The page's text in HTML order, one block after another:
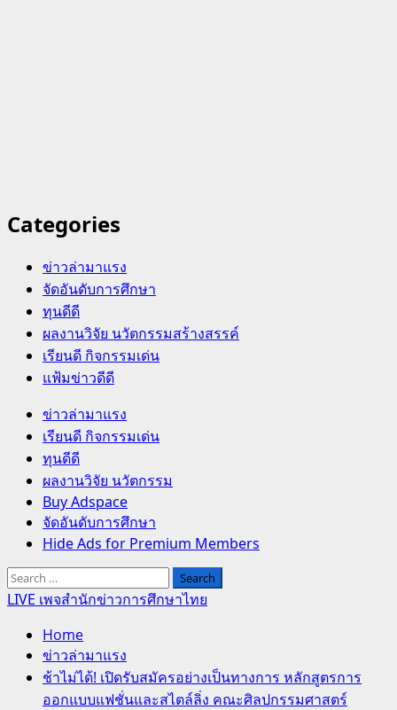
Categories
ข่าวล่ามาแรง
จัดอันดับการศึกษา
ทุนดีดี
ผลงานวิจัย นวัตกรรมสร้างสรรค์
เรียนดี กิจกรรมเด่น
แฟ้มข่าวดีดี
Primary
Menu
ข่าวล่ามาแรง
เรียนดี กิจกรรมเด่น
ทุนดีดี
ผลงานวิจัย นวัตกรรม
Buy Adspace
จัดอันดับการศึกษา
Hide Ads for Premium Members
Search
for:
LIVE เพจสำนักข่าวการศึกษาไทย
Home
ข่าวล่ามาแรง
ช้าไม่ได้! เปิดรับสมัครอย่างเป็นทางการ หลักสูตรการ
ออกแบบแฟชั่นและสไตล์ลิ่ง คณะศิลปกรรมศาสตร์